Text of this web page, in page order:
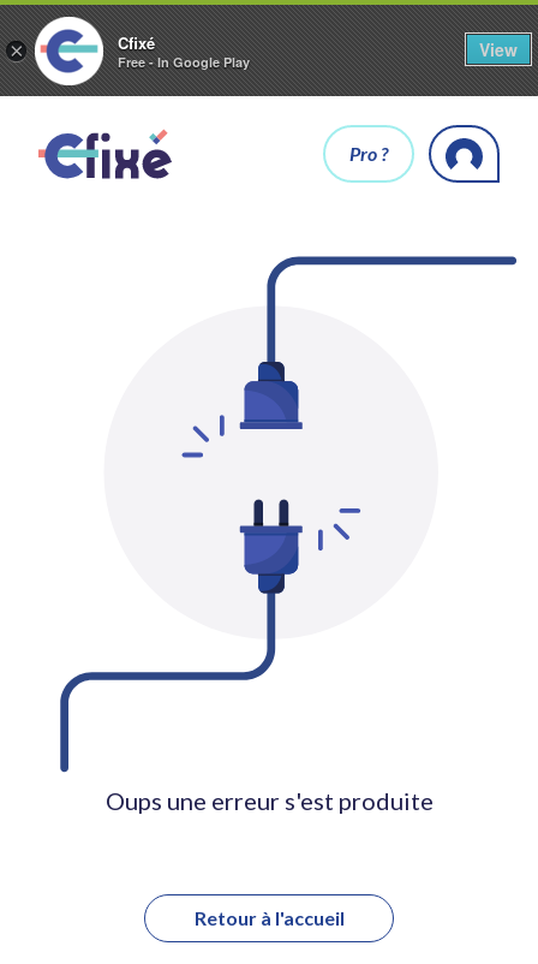
× Cfixé
Free - In Google Play
View
Pro ?
Oups une erreur s'est produite
Retour à l'accueil